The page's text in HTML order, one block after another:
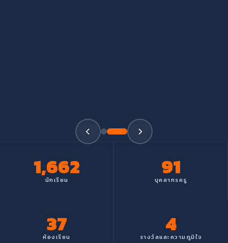
1,662
นักเรียน 91
บุคลากรครู
45
ห้องเรียน 6
รางวัลและความภูมิใจ